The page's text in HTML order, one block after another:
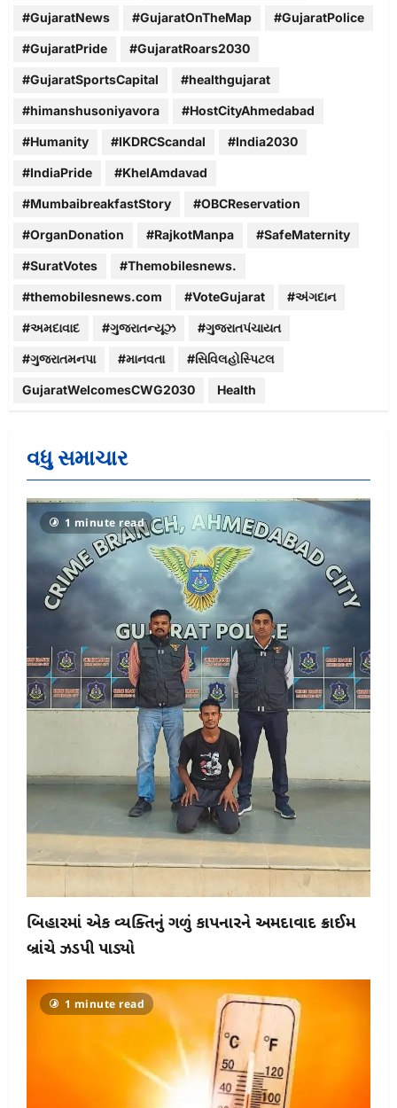
#GujaratNews #GujaratOnTheMap #GujaratPolice
#GujaratPride #GujaratRoars2030
#GujaratSportsCapital #healthgujarat
#himanshusoniyavora #HostCityAhmedabad
#Humanity #IKDRCScandal #India2030
#IndiaPride #KhelAmdavad
#MumbaibreakfastStory #OBCReservation
#OrganDonation #RajkotManpa #SafeMaternity
#SuratVotes #Themobilesnews.
#themobilesnews.com #VoteGujarat #અંગદાન
#અમદાવાદ #ગુજરાતન્યૂઝ #ગુજરાતપંચાયત
#ગુજરાતમનપા #માનવતા #સિવિલહોસ્પિટલ
GujaratWelcomesCWG2030 Health
વધુ સમાચાર
1 minute read
બિહારમાં એક વ્યક્તિનું ગળું કાપનારને અમદાવાદ ક્રાઈમ
બ્રાંચે ઝડપી પાડ્યો
1 minute read